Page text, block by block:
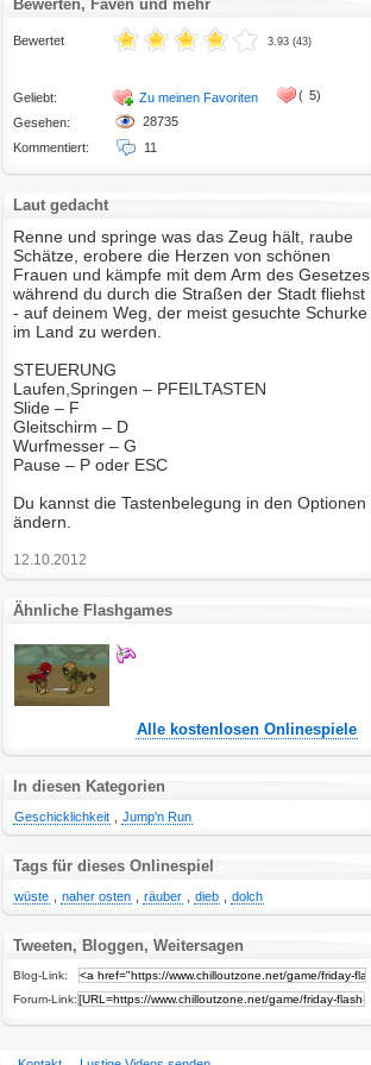
Bewerten, Faven und mehr
Bewertet
Geliebt:
Gesehen:
Kommentiert:
3.93 (43)
Zu meinen Favoriten
28735
11
( 5)
Laut gedacht
Renne und springe was das Zeug hält, raube
Schätze, erobere die Herzen von schönen
Frauen und kämpfe mit dem Arm des Gesetzes,
während du durch die Straßen der Stadt fliehst
- auf deinem Weg, der meist gesuchte Schurke
im Land zu werden.
STEUERUNG
Laufen,Springen – PFEILTASTEN
Slide – F
Gleitschirm – D
Wurfmesser – G
Pause – P oder ESC
Du kannst die Tastenbelegung in den Optionen
ändern.
12.10.2012
Ähnliche Flashgames
Alle kostenlosen Onlinespiele
In diesen Kategorien
Geschicklichkeit Jump'n Run
Tags für dieses Onlinespiel
wüste naher osten räuber dieb dolch
Tweeten, Bloggen, Weitersagen
Blog-Link:
Forum-Link: